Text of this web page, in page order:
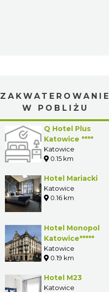
ZAKWATEROWANIE
W POBLIŻU
Q Hotel Plus
Katowice ****
Katowice
0.15 km
Hotel Mariacki
Katowice
0.16 km
Hotel Monopol
Katowice*****
Katowice
0.19 km
Hotel M23
Katowice